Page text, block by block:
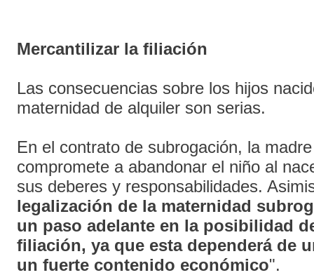
Mercantilizar la filiación
Las consecuencias sobre los hijos
maternidad de alquiler son serias.
En el contrato de subrogación, la
compromete a abandonar el niño al
sus deberes y responsabilidades.
legalización de la maternidad
un paso adelante en la posibilidad
filiación, ya que esta dependerá de
un fuerte contenido económico".